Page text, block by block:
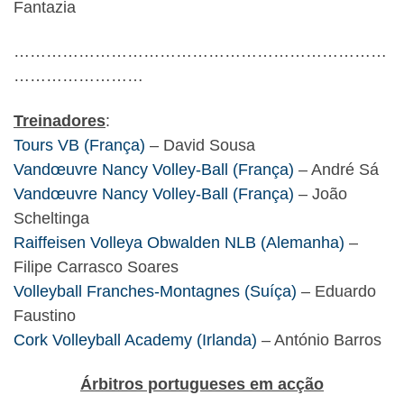
Fantazia
……………………………………………………………
……………………
Treinadores:
Tours VB (França) – David Sousa
Vandœuvre Nancy Volley-Ball (França) – André Sá
Vandœuvre Nancy Volley-Ball (França) – João
Scheltinga
Raiffeisen Volleya Obwalden NLB (Alemanha) –
Filipe Carrasco Soares
Volleyball Franches-Montagnes (Suíça) – Eduardo
Faustino
Cork Volleyball Academy (Irlanda) – António Barros
Árbitros portugueses em acção